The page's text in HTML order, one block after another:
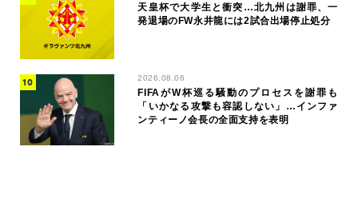
天皇杯で大学生と衝突…北九州は謝罪、一
発退場のFW永井龍には2試合出場停止処分
2026.08.06
FIFAがW杯巡る騒動のプロセスを謝罪も
「いかなる攻撃も容認しない」…インファ
ンティーノ会長の全面支持を表明